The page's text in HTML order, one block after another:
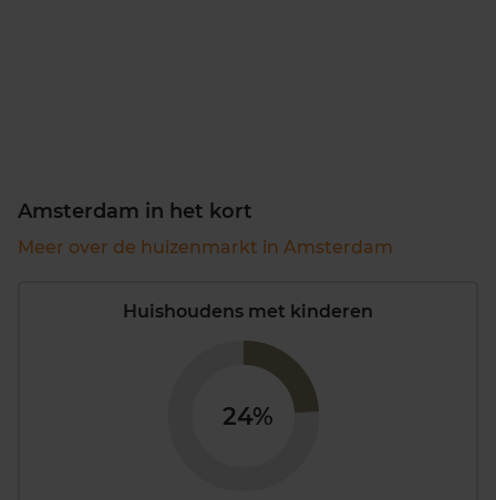
Amsterdam in het kort
Meer over de huizenmarkt in Amsterdam
Huishoudens met kinderen
24%